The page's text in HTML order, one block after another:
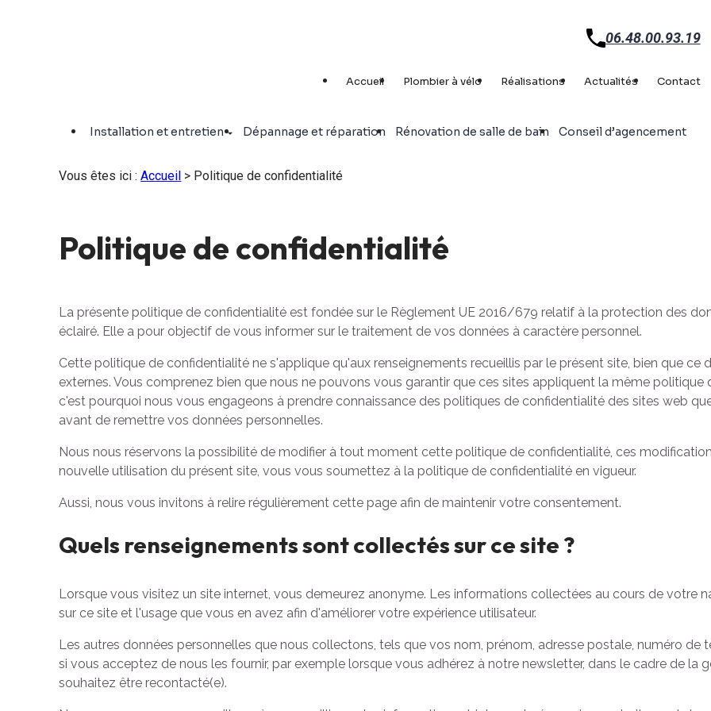
Accueil Plombier à vélo Réalisations Actualités Contact
06.48.00.93.19
Installation et entretien Dépannage et réparation Rénovation de salle de bain Conseil d’agencement
Vous êtes ici :Accueil > Politique de confidentialité
Politique de confidentialité
La présente politique de confidentialité est fondée sur le Règlement UE 2016/679 relatif à la protection des
éclairé. Elle a pour objectif de vous informer sur le traitement de vos données à caractère personnel.
Cette politique de confidentialité ne s'applique qu'aux renseignements recueillis par le présent site, bien que ce
externes. Vous comprenez bien que nous ne pouvons vous garantir que ces sites appliquent la même
c'est pourquoi nous vous engageons à prendre connaissance des politiques de confidentialité des sites web
avant de remettre vos données personnelles.
Nous nous réservons la possibilité de modifier à tout moment cette politique de confidentialité, ces
nouvelle utilisation du présent site, vous vous soumettez à la politique de confidentialité en vigueur.
Aussi, nous vous invitons à relire régulièrement cette page afin de maintenir votre consentement.
Quels renseignements sont collectés sur ce site ?
Lorsque vous visitez un site internet, vous demeurez anonyme. Les informations collectées au cours de votre
sur ce site et l'usage que vous en avez afin d'améliorer votre expérience utilisateur.
Les autres données personnelles que nous collectons, tels que vos nom, prénom, adresse postale, numéro
si vous acceptez de nous les fournir, par exemple lorsque vous adhérez à notre newsletter, dans le cadre de la
souhaitez être recontacté(e).